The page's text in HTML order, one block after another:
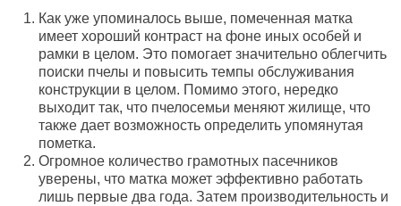
Как уже упоминалось выше, помеченная матка
имеет хороший контраст на фоне иных особей и
рамки в целом. Это помогает значительно облегчить
поиски пчелы и повысить темпы обслуживания
конструкции в целом. Помимо этого, нередко
выходит так, что пчелосемьи меняют жилище, что
также дает возможность определить упомянутая
пометка.
Огромное количество грамотных пасечников
уверены, что матка может эффективно работать
лишь первые два года. Затем производительность и